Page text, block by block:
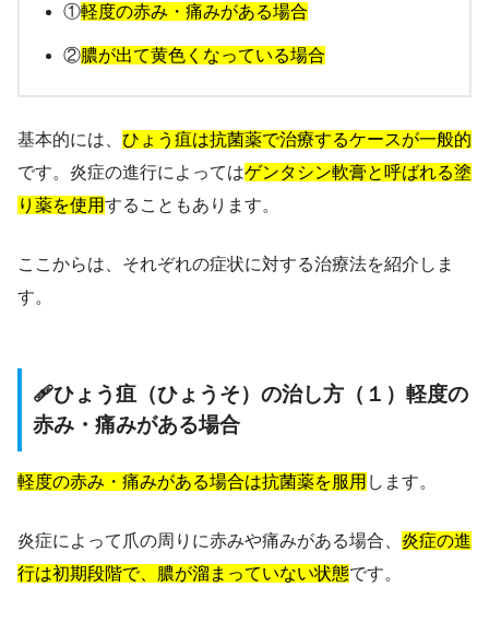
①軽度の赤み・痛みがある場合
②膿が出て黄色くなっている場合
基本的には、 ひょう疽は抗菌薬で治療するケースが一般的
です。炎症の進行によってはゲンタシン軟膏と呼ばれる塗
り薬を使用することもあります。
ここからは、それぞれの症状に対する治療法を紹介しま
す。
🩹ひょう疽（ひょうそ）の治し方（１）軽度の
赤み・痛みがある場合
軽度の赤み・痛みがある場合は抗菌薬を服用 します。
炎症によって爪の周りに赤みや痛みがある場合、 炎症の進
行は初期段階で、膿が溜まっていない状態です。